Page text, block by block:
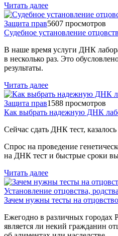
Читать далее
Защита прав5607 просмотров
Cудебное установление
В наше время услуги ДНК
в несколько раз. Это
результаты.
Читать далее
Защита прав1588 просмотров
Как выбрать надежную ДНК
Сейчас сдать ДНК тест,
Спрос на проведение
на ДНК тест и быстрые сроки
Читать далее
Установление отцовства, родства
Зачем нужны тесты на
Ежегодно в различных городах
является ли некий гражданин